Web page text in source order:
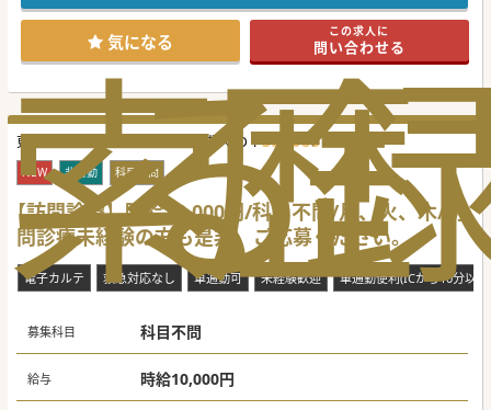
索
る
歴
気になる この求人に
問い合わせる
更新日 : 医師求人ID :336685
NEW 非常勤 科目不問
【訪問診療】時給10,000円/科目不問/月、火、木/訪
問診療未経験の方も是非、ご応募ください。
電子カルテ 救急対応なし 車通勤可 未経験歓迎 車通勤便利(ICから10分以内)
募集科目 科目不問
給与 時給10,000円